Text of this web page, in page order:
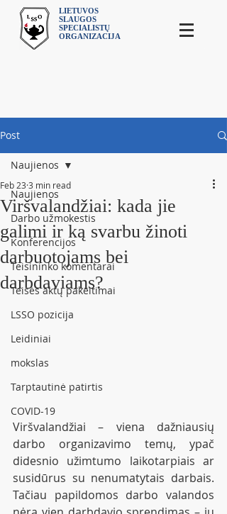
LIETUVOS
SLAUGOS
SPECIALISTŲ
ORGANIZACIJA
Post
Naujienos
Darbo užmokestis
Konferencijos
Teisininko komentarai
Teisės aktų pakeitimai
LSSO pozicija
Leidiniai
mokslas
Tarptautinė patirtis
COVID-19
Naujienos
Viršvalandžiai: kada jie
galimi ir ką svarbu žinoti
darbuotojams bei
darbdaviams?
Feb 23 3 min read
Viršvalandžiai – viena dažniausių
darbo organizavimo temų, ypač
didesnio užimtumo laikotarpiais ar
susidūrus su nenumatytais darbais.
Tačiau papildomos darbo valandos